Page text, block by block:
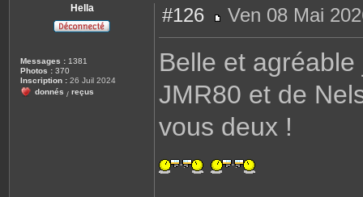
Hella
Messages : 1381
Photos : 370
Inscription : 26 Juil 2024
donnés / reçus
#126
e
a
e
Ven 08 Mai
Belle et
JMR80 et de
vous deux !